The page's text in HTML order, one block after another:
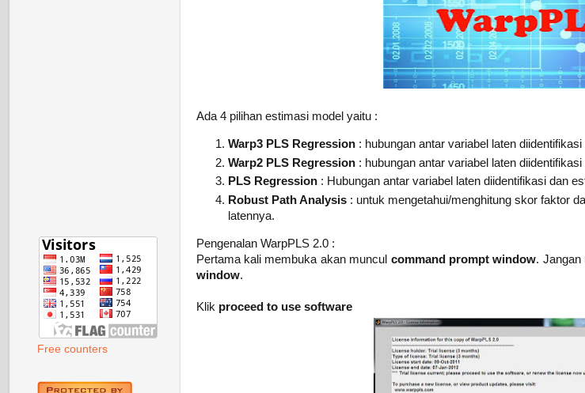
Ada 4 pilihan estimasi model yaitu :
Warp3 PLS Regression: hubungan antar variabel laten
Warp2 PLS Regression: hubungan antar variabel laten
PLS Regression: Hubungan antar variabel laten diidentifikasi dan
Robust Path Analysis: untuk mengetahui/menghitung skor faktor
latennya.
Pengenalan WarpPLS 2.0 :
Pertama kali membuka akan muncul command prompt window. Jangan
window.
Klik proceed to use software
Free counters